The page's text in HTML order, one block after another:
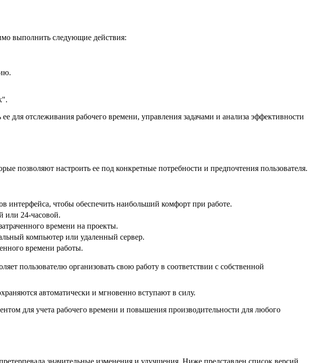
выполнить следующие действия:
отслеживания рабочего времени, управления задачами и анализа эффективности
позволяют настроить ее под конкретные потребности и предпочтения пользователя.
интерфейса, чтобы обеспечить наибольший комфорт при работе.
или 24-часовой.
времени на проекты.
компьютер или удаленный сервер.
времени работы.
пользователю организовать свою работу в соответствии с собственной
автоматически и мгновенно вступают в силу.
для учета рабочего времени и повышения производительности для любого
значительные изменения и улучшения. Ниже представлен список версий